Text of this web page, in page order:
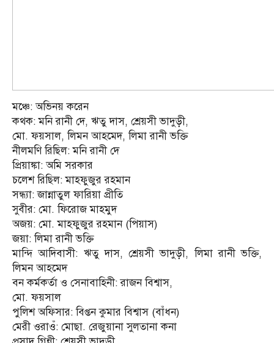
মঞ্চে: অভিনয় করেন
কথক: মনি রানী দে, ঋতু দাস, শ্রেয়সী ভাদুড়ী,
মো. ফয়সাল, লিমন আহমেদ, লিমা রানী ভক্তি
নীলমণি রিছিল: মনি রানী দে
প্রিয়াঙ্কা: অমি সরকার
চলেশ রিছিল: মাহফুজুর রহমান
সন্ধ্যা: জান্নাতুল ফারিয়া প্রীতি
সুবীর: মো. ফিরোজ মাহমুদ
অজয়: মো. মাহফুজুর রহমান (পিয়াস)
জয়া: লিমা রানী ভক্তি
মান্দি আদিবাসী: ঋতু দাস, শ্রেয়সী ভাদুড়ী, লিমা রানী ভক্তি,
লিমন আহমেদ
বন কর্মকর্তা ও সেনাবাহিনী: রাজন বিশ্বাস,
মো. ফয়সাল
পুলিশ অফিসার: বিপ্তন কুমার বিশ্বাস (বাঁধন)
মেরী ওরাওঁ: মোছা. রেজুয়ানা সুলতানা কনা